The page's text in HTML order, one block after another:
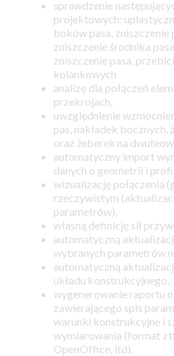
sprawdzenie
projektowych:
boków pasa,
zniszczenie środnika
zniszczenie pasa,
kolankowych
analizę dla połączeń
przekrojach,
uwzględnienie
pas, nakładek
oraz żeberek na
automatyczny import
danych o geometrii i
wizualizację połączenia
rzeczywistym
parametrów),
własną definicję sił
automatyczną
wybranych parametrów
automatyczną
układu konstrukcyjnego,
wygenerowanie raportu
zawierającego spis
warunki konstrukcyjne i
wymiarowania (format
OpenOffice, itd).